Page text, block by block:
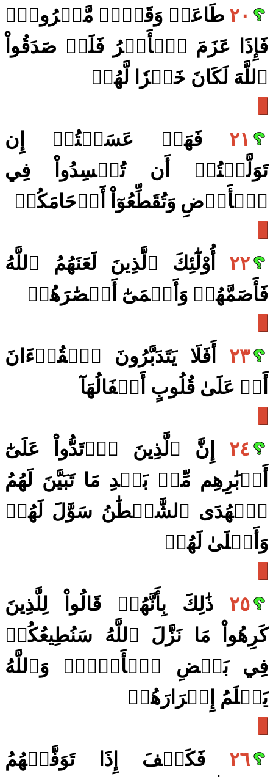
٢٠ طَاعَةٞ وَقَوۡلٞ مَّعۡرُوفٞۚ
فَإِذَا عَزَمَ ٱلۡأَمۡرُ فَلَوۡ صَدَقُواْ
ٱللَّهَ لَكَانَ خَيۡرٗا لَّهُمۡ
٢١ فَهَلۡ عَسَيۡتُمۡ إِن
تَوَلَّيۡتُمۡ أَن تُفۡسِدُواْ فِي
ٱلۡأَرۡضِ وَتُقَطِّعُوٓاْ أَرۡحَامَكُمۡ
٢٢ أُوْلَٰٓئِكَ ٱلَّذِينَ لَعَنَهُمُ ٱللَّهُ
فَأَصَمَّهُمۡ وَأَعۡمَىٰٓ أَبۡصَٰرَهُمۡ
٢٣ أَفَلَا يَتَدَبَّرُونَ ٱلۡقُرۡءَانَ
أَمۡ عَلَىٰ قُلُوبٍ أَقۡفَالُهَآ
٢٤ إِنَّ ٱلَّذِينَ ٱرۡتَدُّواْ عَلَىٰٓ
أَدۡبَٰرِهِم مِّنۢ بَعۡدِ مَا تَبَيَّنَ لَهُمُ
ٱلۡهُدَى ٱلشَّيۡطَٰنُ سَوَّلَ لَهُمۡ
وَأَمۡلَىٰ لَهُمۡ
٢٥ ذَٰلِكَ بِأَنَّهُمۡ قَالُواْ لِلَّذِينَ
كَرِهُواْ مَا نَزَّلَ ٱللَّهُ سَنُطِيعُكُمۡ
فِي بَعۡضِ ٱلۡأَمۡرِۖ وَٱللَّهُ
يَعۡلَمُ إِسۡرَارَهُمۡ
٢٦ فَكَيۡفَ إِذَا تَوَفَّتۡهُمُ